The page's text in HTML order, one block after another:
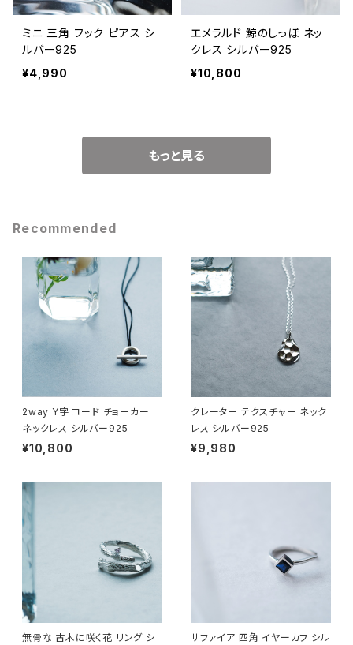
ミニ 三角 フック ピアス シ
ルバー925
¥4,990
エメラルド 鯨のしっぽ ネッ
クレス シルバー925
¥10,800
もっと見る
Recommended
2way Y字 コード チョーカー
ネックレス シルバー925
¥10,800
クレーター テクスチャー ネック
レス シルバー925
¥9,980
無骨な 古木に咲く花 リング シ
サファイア 四角 イヤーカフ シル